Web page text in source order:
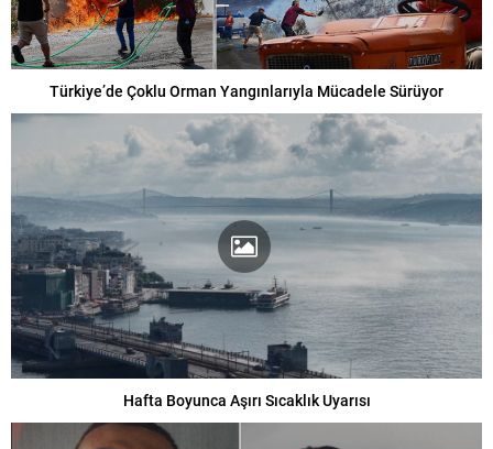
Türkiye’de Çoklu Orman Yangınlarıyla Mücadele Sürüyor
Hafta Boyunca Aşırı Sıcaklık Uyarısı